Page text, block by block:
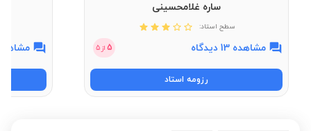
ساره غلامحسینی
سطح استاد:
مشاهده 13 دیدگاه 5 از 5
رزومه استاد
مشاهده 7